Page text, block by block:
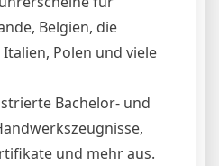
Belgien, die
Polen und viele
Bachelor- und
und mehr aus.